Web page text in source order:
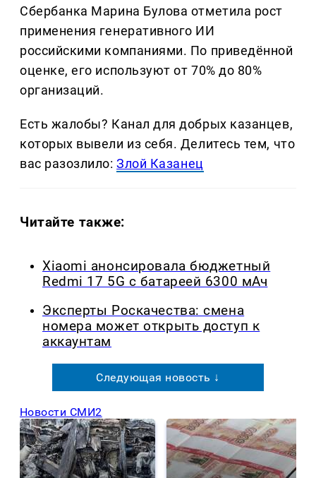
Сбербанка Марина Булова отметила рост
применения генеративного ИИ
российскими компаниями. По приведённой
оценке, его используют от 70% до 80%
организаций.
Есть жалобы? Канал для добрых казанцев,
которых вывели из себя. Делитеcь тем, что
вас разозлило:Злой Казанец
Читайте также:
Xiaomi анонсировала бюджетный
Redmi 17 5G с батареей 6300 мАч
Эксперты Роскачества: смена
номера может открыть доступ к
аккаунтам
Следующая новость ↓
Новости СМИ2